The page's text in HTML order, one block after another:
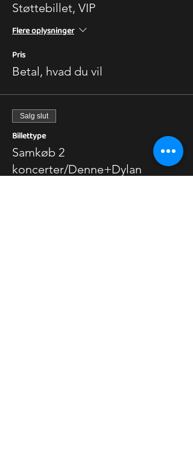
Støttebillet, VIP
Flere oplysninger
Pris
Betal, hvad du vil
Salg slut
Billettype
Samkøb 2
koncerter/Denne+Dylan